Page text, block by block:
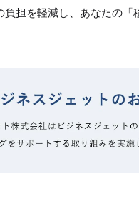
担を軽減し、あなたの「